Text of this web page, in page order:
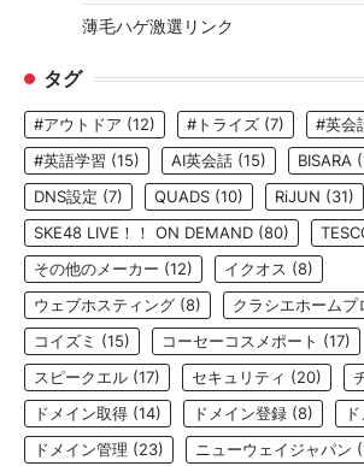
薄毛ハゲ激選リンク
タグ
#アウトドア (12) #トライズ (7) #英会
#英語学習 (15) AI英会話 (15) BISARA
DNS設定 (7) QUADS (10) RiJUN (31)
SKE48 LIVE！！ ON DEMAND (80)
その他のメーカー (12) イクオス (8)
ウェブホスティング (8) クラシエホームプ
コイズミ (15) コーセーコスメポート (17)
スピークエル (17) セキュリティ (20)
ドメイン取得 (14) ドメイン登録 (8)
ドメイン管理 (23) ニューウェイジャパン